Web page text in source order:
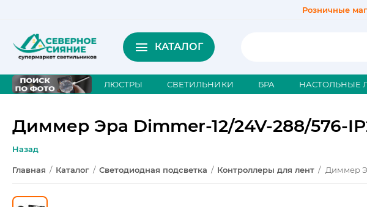
Розничные
КАТАЛОГ
ЛЮСТРЫ СВЕТИЛЬНИКИ БРА НАСТОЛЬНЫЕ
Диммер Эра Dimmer-12/24V-288/576-
Назад
Главная / Каталог / Светодиодная подсветка / Контроллеры для лент /